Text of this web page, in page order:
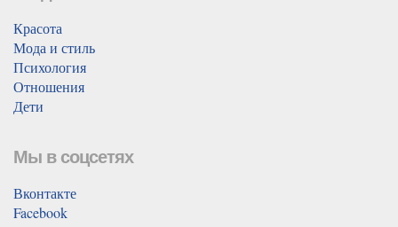
Красота
Мода и стиль
Психология
Отношения
Дети
Мы в соцсетях
Вконтакте
Facebook